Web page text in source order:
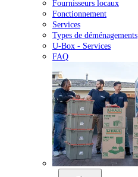
Fournisseurs locaux
Fonctionnement
Services
Types de déménagements
U-Box - Services
FAQ